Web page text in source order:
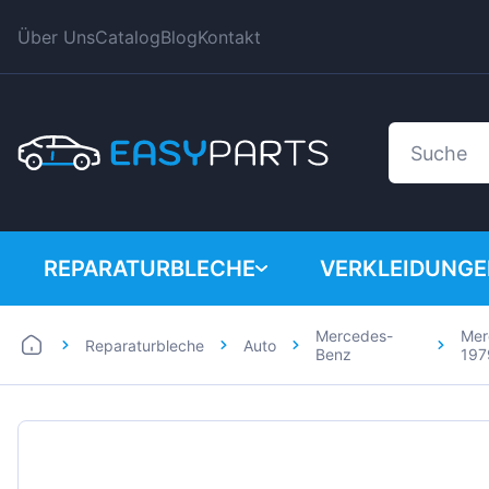
Über UnsCatalogBlogKontakt
REPARATURBLECHE
Auto
Lieferwagen
BMW
Citroen
Reparaturbleche Auto
Mercedes-
Benz